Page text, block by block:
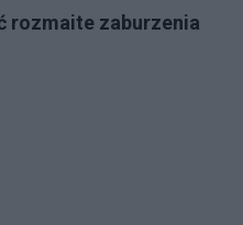
rozmaite zaburzenia